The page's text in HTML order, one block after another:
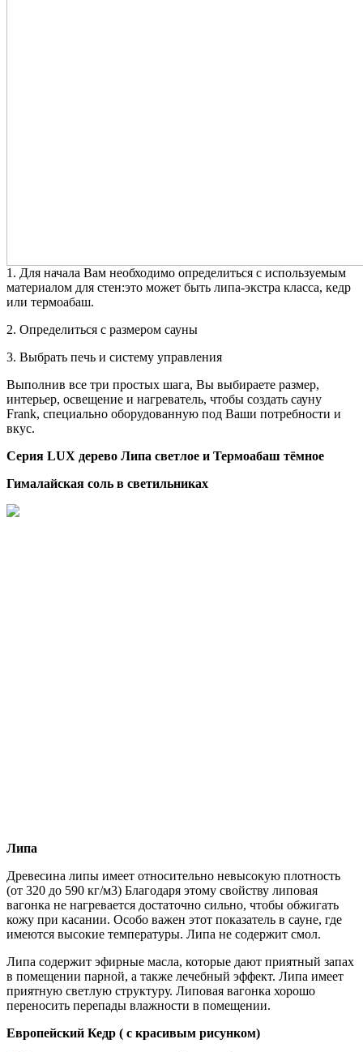
1. Для начала Вам необходимо определиться с используемым
материалом для стен:это может быть липа-экстра класса, кедр
или термоабаш.
2. Определиться с размером сауны
3. Выбрать печь и систему управления
Выполнив все три простых шага, Вы выбираете размер,
интерьер, освещение и нагреватель, чтобы создать сауну
Frank, специально оборудованную под Ваши потребности и
вкус.
Серия LUX дерево Липа светлое и Термоабаш тёмное
Гималайская соль в светильниках
Липа
Древесина липы имеет относительно невысокую плотность
(от 320 до 590 кг/м3) Благодаря этому свойству липовая
вагонка не нагревается достаточно сильно, чтобы обжигать
кожу при касании. Особо важен этот показатель в сауне, где
имеются высокие температуры. Липа не содержит смол.
Липа содержит эфирные масла, которые дают приятный запах
в помещении парной, а также лечебный эффект. Липа имеет
приятную светлую структуру. Липовая вагонка хорошо
переносить перепады влажности в помещении.
Европейский Кедр ( с красивым рисунком)